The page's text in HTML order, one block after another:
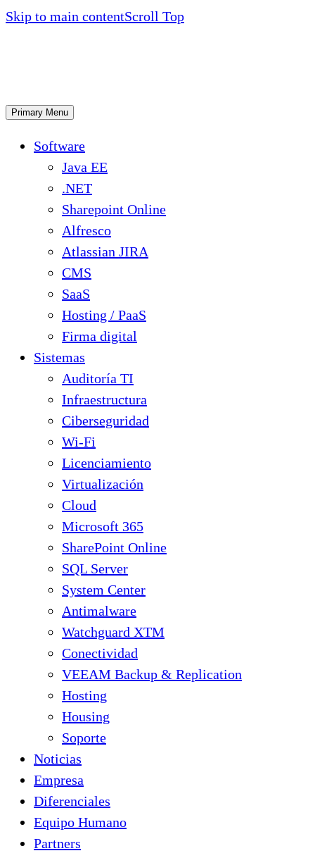
Skip to main contentScroll Top
Primary Menu
Software
Java EE
.NET
Sharepoint Online
Alfresco
Atlassian JIRA
CMS
SaaS
Hosting / PaaS
Firma digital
Sistemas
Auditoría TI
Infraestructura
Ciberseguridad
Wi-Fi
Licenciamiento
Virtualización
Cloud
Microsoft 365
SharePoint Online
SQL Server
System Center
Antimalware
Watchguard XTM
Conectividad
VEEAM Backup & Replication
Hosting
Housing
Soporte
Noticias
Empresa
Diferenciales
Equipo Humano
Partners